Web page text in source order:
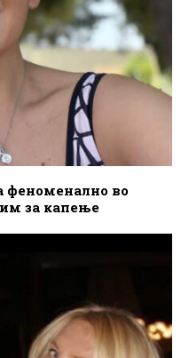
феноменално во
за капење